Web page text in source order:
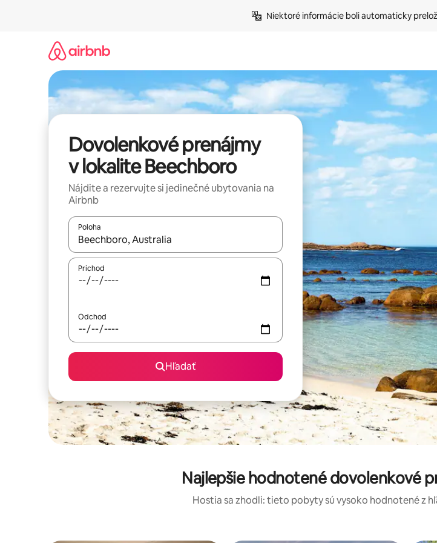
Niektoré informácie boli automaticky
Dovolenkové prenájmy
v lokalite Beechboro
Nájdite a rezervujte si jedinečné ubytovania na
Airbnb
Poloha
Keď budú výsledky k dispozícii, môžete si ich prechádzať pomocou klávesov so šípkami
Príchod
Odchod
Hľadať
Najlepšie hodnotené dovolenkové
Hostia sa zhodli: tieto pobyty sú vysoko hodnotené z